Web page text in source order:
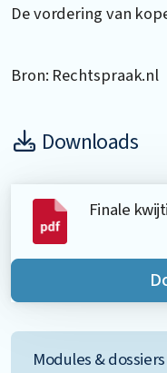
De vordering van
Bron: Rechtspraak.nl
Downloads
Finale
Modules & dossiers